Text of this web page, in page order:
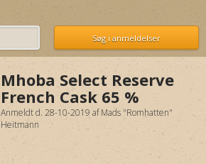
Mhoba Select Reserve
French Cask 65 %
Anmeldt d. 28-10-2019 afMads "Romhatten"
Heitmann